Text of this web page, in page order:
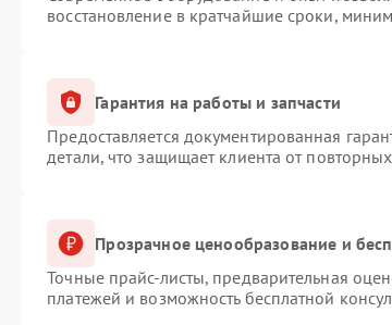
восстановление в кратчайшие сроки,
Гарантия на работы и запчасти
Предоставляется документированная
детали, что защищает клиента от
Прозрачное ценообразование и
Точные прайс-листы, предварительная
платежей и возможность бесплатной